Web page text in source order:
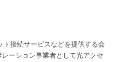
接続サービスなどを提供する会
ーション事業者として光アクセ